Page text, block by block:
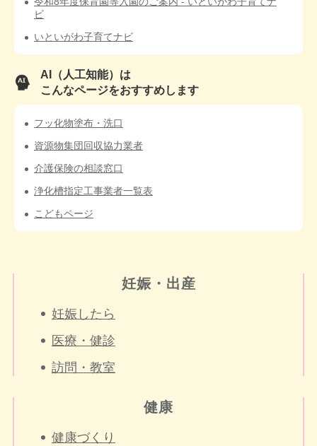
ビ
いといがわ子育てナビ
AI（人工知能）は
こんなページをおすすめします
フッ化物塗布・洗口
資源物集団回収協力業者
介護保険の相談窓口
浄化槽指定工事業者一覧表
こどもページ
妊娠・出産
妊娠したら
医療・健診
訪問・教室
健康
健康づくり